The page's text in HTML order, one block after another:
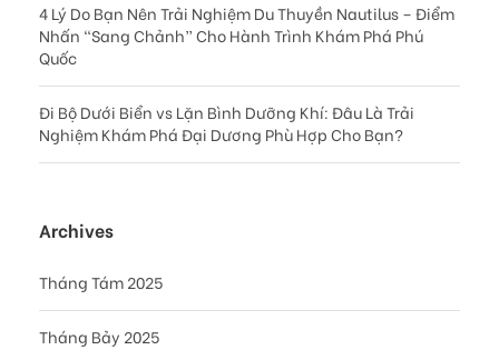
4 Lý Do Bạn Nên Trải Nghiệm Du Thuyền Nautilus – Điểm
Nhấn “Sang Chảnh” Cho Hành Trình Khám Phá Phú
Quốc
Đi Bộ Dưới Biển vs Lặn Bình Dưỡng Khí: Đâu Là Trải
Nghiệm Khám Phá Đại Dương Phù Hợp Cho Bạn?
Archives
Tháng Tám 2025
Tháng Bảy 2025